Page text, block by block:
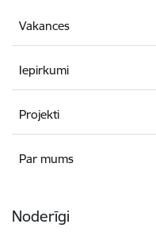
Vakances
Iepirkumi
Projekti
Par mums
Noderīgi